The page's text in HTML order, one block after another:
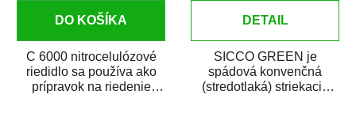
DO KOŠÍKA
C 6000 nitrocelulózové
riedidlo sa používa ako
prípravok na riedenie
DETAIL
SICCO GREEN je
spádová konvenčná
(stredotlaká) striekacia